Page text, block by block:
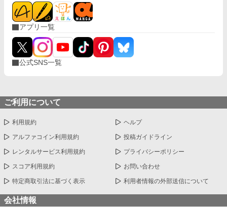
アプリ一覧
公式SNS一覧
ご利用について
利用規約 ヘルプ
アルファコイン利用規約 投稿ガイドライン
レンタルサービス利用規約 プライバシーポリシー
スコア利用規約 お問い合わせ
特定商取引法に基づく表示 利用者情報の外部送信について
会社情報